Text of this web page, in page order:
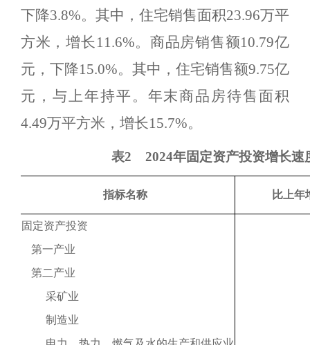
下降3.8%。其中，住宅销售面积23.96万平
方米，增长 11.6%。商品房销售额10.79亿
元，下降15.0%。其中，住宅销售额9.75亿
元 ，与上年持平 。年末商品房待售面积
4.49万平方米，增长15.7%。
表2 2024年固定资产投资增长速
指标名称 比上年
固定资产投资
第一产业
第二产业
采矿业
制造业